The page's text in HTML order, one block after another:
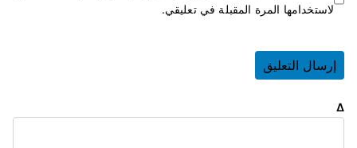
لاستخدامها المرة المقبلة في تعليقي.
Δ